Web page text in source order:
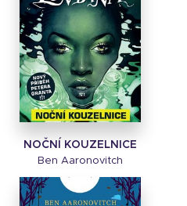
NOČNÍ KOUZELNICE
Ben Aaronovitch